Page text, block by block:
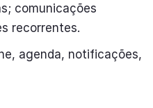
comunicações
recorrentes.
agenda, notificações,